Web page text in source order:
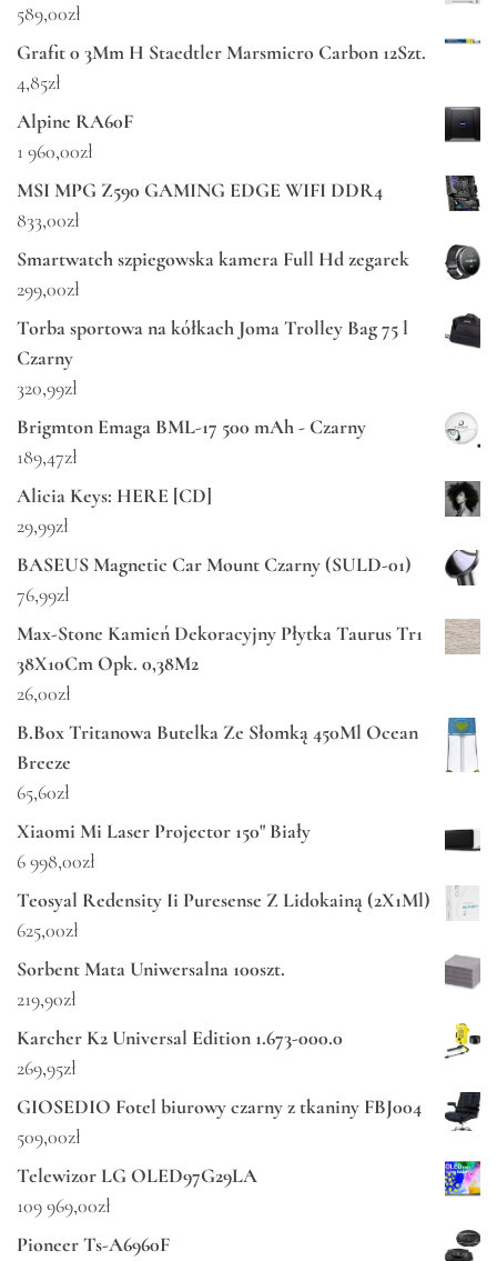
589,00zł
Grafit 0 3Mm H Staedtler Marsmicro Carbon 12Szt.
4,85zł
Alpine RA60F
1 960,00zł
MSI MPG Z590 GAMING EDGE WIFI DDR4
833,00zł
Smartwatch szpiegowska kamera Full Hd zegarek
299,00zł
Torba sportowa na kółkach Joma Trolley Bag 75 l
Czarny
320,99zł
Brigmton Emaga BML-17 500 mAh - Czarny
189,47zł
Alicia Keys: HERE [CD]
29,99zł
BASEUS Magnetic Car Mount Czarny (SULD-01)
76,99zł
Max-Stone Kamień Dekoracyjny Płytka Taurus Tr1
38X10Cm Opk. 0,38M2
26,00zł
B.Box Tritanowa Butelka Ze Słomką 450Ml Ocean
Breeze
65,60zł
Xiaomi Mi Laser Projector 150" Biały
6 998,00zł
Teosyal Redensity Ii Puresense Z Lidokainą (2X1Ml)
625,00zł
Sorbent Mata Uniwersalna 100szt.
219,90zł
Karcher K2 Universal Edition 1.673-000.0
269,95zł
GIOSEDIO Fotel biurowy czarny z tkaniny FBJ004
509,00zł
Telewizor LG OLED97G29LA
109 969,00zł
Pioneer Ts-A6960F